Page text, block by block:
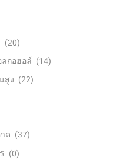
ก
(20)
ลกอฮอล์ (14)
สูง (22)
ด (37)
(0)